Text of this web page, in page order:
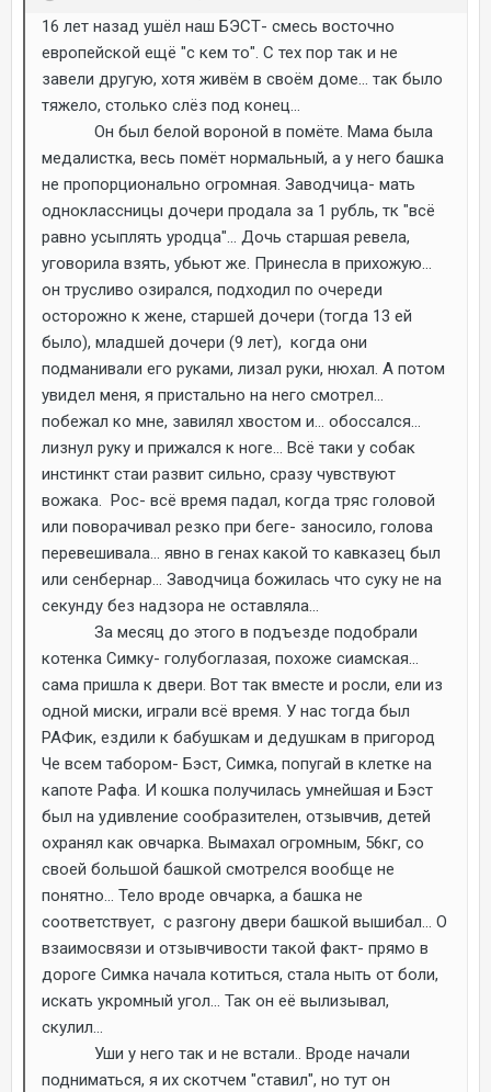
16 лет назад ушёл наш БЭСТ- смесь восточно
европейской ещё "с кем то". С тех пор так и не
завели другую, хотя живём в своём доме... так было
тяжело, столько слёз под конец...
Он был белой вороной в помёте. Мама была
медалистка, весь помёт нормальный, а у него башка
не пропорционально огромная. Заводчица- мать
одноклассницы дочери продала за 1 рубль, тк "всё
равно усыплять уродца"... Дочь старшая ревела,
уговорила взять, убьют же. Принесла в прихожую...
он трусливо озирался, подходил по очереди
осторожно к жене, старшей дочери (тогда 13 ей
было), младшей дочери (9 лет), когда они
подманивали его руками, лизал руки, нюхал. А потом
увидел меня, я пристально на него смотрел...
побежал ко мне, завилял хвостом и... обоссался...
лизнул руку и прижался к ноге... Всё таки у собак
инстинкт стаи развит сильно, сразу чувствуют
вожака. Рос- всё время падал, когда тряс головой
или поворачивал резко при беге- заносило, голова
перевешивала... явно в генах какой то кавказец был
или сенбернар... Заводчица божилась что суку не на
секунду без надзора не оставляла...
За месяц до этого в подъезде подобрали
котенка Симку- голубоглазая, похоже сиамская...
сама пришла к двери. Вот так вместе и росли, ели из
одной миски, играли всё время. У нас тогда был
РАФик, ездили к бабушкам и дедушкам в пригород
Че всем табором- Бэст, Симка, попугай в клетке на
капоте Рафа. И кошка получилась умнейшая и Бэст
был на удивление сообразителен, отзывчив, детей
охранял как овчарка. Вымахал огромным, 56кг, со
своей большой башкой смотрелся вообще не
понятно... Тело вроде овчарка, а башка не
соответствует, с разгону двери башкой вышибал... О
взаимосвязи и отзывчивости такой факт- прямо в
дороге Симка начала котиться, стала ныть от боли,
искать укромный угол... Так он её вылизывал,
скулил...
Уши у него так и не встали.. Вроде начали
подниматься, я их скотчем "ставил", но тут он